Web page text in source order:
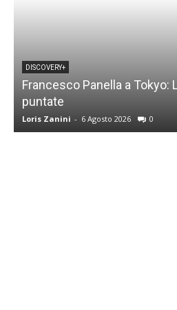
DISCOVERY+
Francesco Panella a Tokyo:
puntate
Loris Zanini - 6 Agosto 2026 0